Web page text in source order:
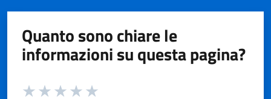
Quanto sono chiare le
informazioni su questa pagina?
Valuta da 1 a 5 stelle la pagina